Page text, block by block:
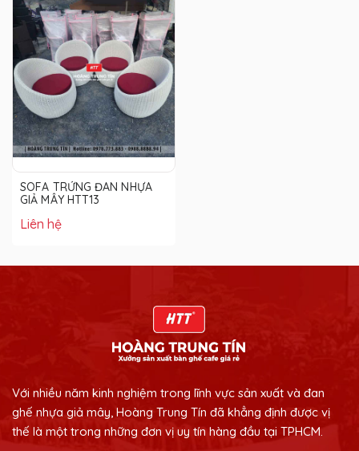
SOFA TRỨNG ĐAN NHỰA
GIẢ MÂY HTT13
Liên hệ
Với nhiều năm kinh nghiệm trong lĩnh vực sản xuất và đan
ghế nhựa giả mây, Hoàng Trung Tín đã khẳng định được vị
thế là một trong những đơn vị uy tín hàng đầu tại TPHCM.